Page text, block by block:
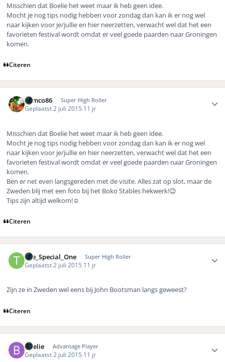
Misschien dat Boelie het weet maar ik heb geen idee.
Mocht je nog tips nodig hebben voor zondag dan kan ik er nog wel
naar kijken voor je/jullie en hier neerzetten, verwacht wel dat het een
favorieten festival wordt omdat er veel goede paarden naar Groningen
komen.
Citeren
Remco86 Super High Roller
Geplaatst 2 juli 2015 11 jr
Misschien dat Boelie het weet maar ik heb geen idee.
Mocht je nog tips nodig hebben voor zondag dan kan ik er nog wel
naar kijken voor je/jullie en hier neerzetten, verwacht wel dat het een
favorieten festival wordt omdat er veel goede paarden naar Groningen
komen.
Ben er net even langsgereden met de visite. Alles zat op slot, maar de
Zweden blij met een foto bij het Boko Stables hekwerk!😉
Tips zijn altijd welkom!☺️
Citeren
The_Special_One Super High Roller
Geplaatst 2 juli 2015 11 jr
Zijn ze in Zweden wel eens bij John Bootsman langs geweest?
Citeren
Boelie Advantage Player
Geplaatst 2 juli 2015 11 jr